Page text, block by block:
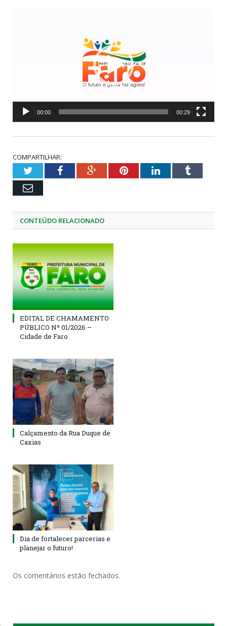
00:00 00:29
COMPARTILHAR:
TwitterFacebookGoogle+PinterestLinkedInTumblr
Email
CONTEÚDO RELACIONADO
EDITAL DE CHAMAMENTO
PÚBLICO Nº 01/2026 –
Cidade de Faro
Calçamento da Rua Duque de
Caxias
Dia de fortalecer parcerias e
planejar o futuro!
Os comentários estão fechados.